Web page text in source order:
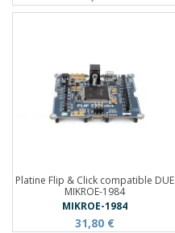
Platine Flip & Click compatible DUE
MIKROE-1984
MIKROE-1984
31,80 €